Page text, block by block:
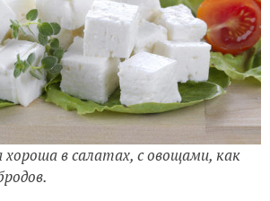
в салатах, с овощами, как